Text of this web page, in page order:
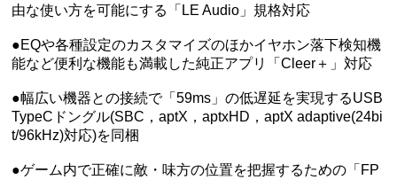
由な使い方を可能にする「LE Audio」規格対応
●EQや各種設定のカスタマイズのほかイヤホン落下検知機
能など便利な機能も満載した純正アプリ「Cleer＋」対応
●幅広い機器との接続で「59ms」の低遅延を実現するUSB
TypeCドングル(SBC，aptX，aptxHD，aptX adaptive(24bi
t/96kHz)対応)を同梱
●ゲーム内で正確に敵・味方の位置を把握するための「FP